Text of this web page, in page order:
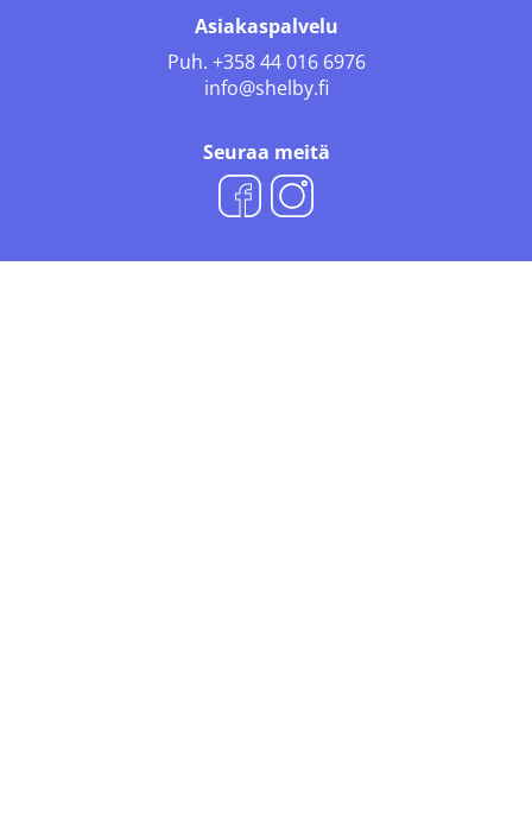
Asiakaspalvelu
Puh. +358 44 016 6976
info@shelby.fi
Seuraa meitä